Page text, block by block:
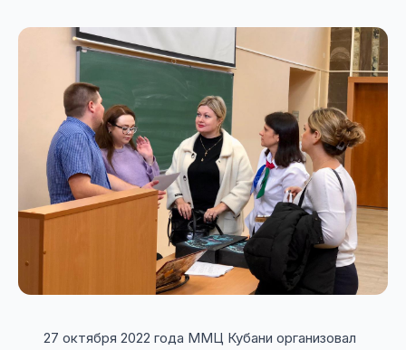
27 октября 2022 года ММЦ Кубани организовал